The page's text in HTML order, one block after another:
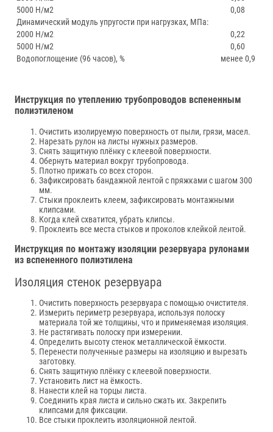
5000 Н/м2
0,08
Динамический модуль упругости при нагрузках, МПа:
2000 Н/м2
0,22
5000 Н/м2
0,60
Водопоглощение (96 часов), %
менее 0,9
Инструкция по утеплению трубопроводов вспененным
полиэтиленом
Очистить изолируемую поверхность от пыли, грязи, масел.
Нарезать рулон на листы нужных размеров.
Снять защитную плёнку с клеевой поверхности.
Обернуть материал вокруг трубопровода.
Плотно прижать со всех сторон.
Зафиксировать бандажной лентой с пряжками с шагом 300
мм.
Стыки проклеить клеем, зафиксировать монтажными
клипсами.
Когда клей схватится, убрать клипсы.
Проклеить все места стыков и проколов клейкой лентой.
Инструкция по монтажу изоляции резервуара рулонами
из вспененного полиэтилена
Изоляция стенок резервуара
Очистить поверхность резервуара с помощью очистителя.
Измерить периметр резервуара, используя полоску
материала той же толщины, что и применяемая изоляция.
Не растягивать полоску при измерении.
Определить высоту стенок металлической ёмкости.
Перенести полученные размеры на изоляцию и вырезать
заготовку.
Снять защитную плёнку с клеевой поверхности.
Установить лист на ёмкость.
Нанести клей на торцы листа.
Соединить края листа и сильно сжать их. Закрепить
клипсами для фиксации.
Все стыки проклеить изоляционной лентой.